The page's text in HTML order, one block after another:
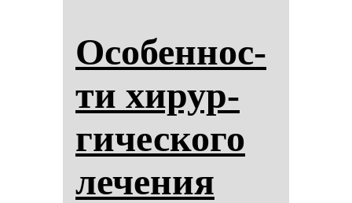
Осо­бен­нос­
ти хи­рур­
ги­чес­ко­го
ле­че­ния